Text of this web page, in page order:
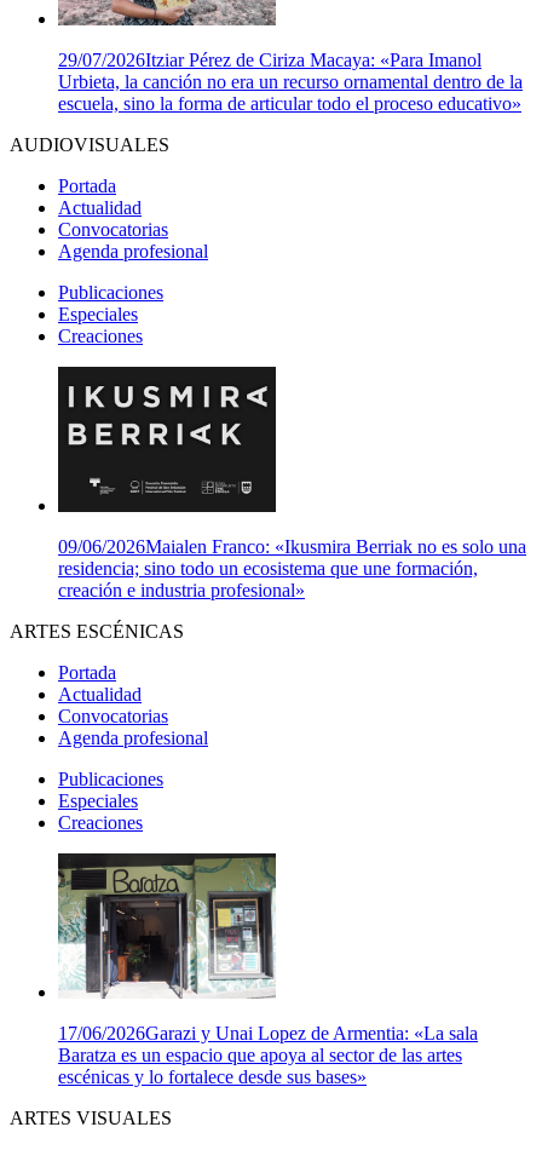
29/07/2026Itziar Pérez de Ciriza Macaya: «Para Imanol
Urbieta, la canción no era un recurso ornamental dentro de la
escuela, sino la forma de articular todo el proceso educativo»
AUDIOVISUALES
Portada
Actualidad
Convocatorias
Agenda profesional
Publicaciones
Especiales
Creaciones
09/06/2026Maialen Franco: «Ikusmira Berriak no es solo una
residencia; sino todo un ecosistema que une formación,
creación e industria profesional»
ARTES ESCÉNICAS
Portada
Actualidad
Convocatorias
Agenda profesional
Publicaciones
Especiales
Creaciones
17/06/2026Garazi y Unai Lopez de Armentia: «La sala
Baratza es un espacio que apoya al sector de las artes
escénicas y lo fortalece desde sus bases»
ARTES VISUALES